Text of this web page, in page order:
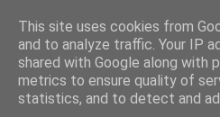
Pullollinen
This site uses cookies from
and to analyze traffic. Your IP
shared with Google along with
metrics to ensure quality of
statistics, and to detect and